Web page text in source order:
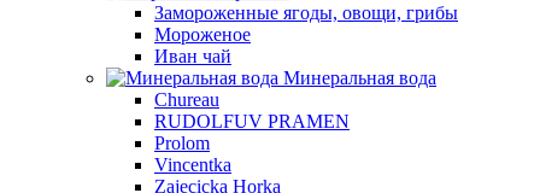
Замороженные ягоды, овощи, грибы
Мороженое
Иван чай
Минеральная вода
Chureau
RUDOLFUV PRAMEN
Prolom
Vincentka
Zajecicka Horka